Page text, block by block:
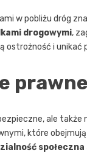
w pobliżu dróg
drogowymi,
i unikać
ale
które